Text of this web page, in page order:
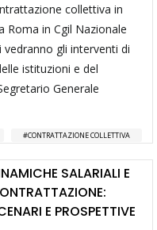
collettiva in
Roma in Cgil Nazionale
vedranno gli interventi di
istituzioni e del
Generale
CONTRATTAZIONE COLLETTIVA
SALARIALI E
E PROSPETTIVE